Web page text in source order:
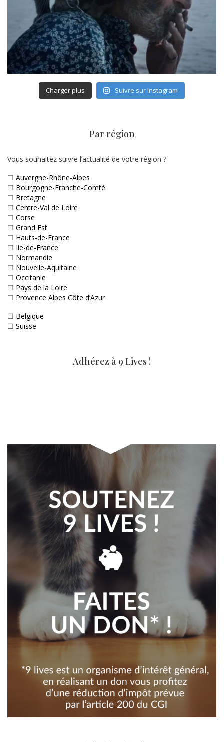
Charger plus Suivre sur Instagram
Par région
Vous souhaitez suivre l’actualité de votre région ?
☐ Auvergne-Rhône-Alpes
☐ Bourgogne-Franche-Comté
☐ Bretagne
☐ Centre-Val de Loire
☐ Corse
☐ Grand Est
☐ Hauts-de-France
☐ Ile-de-France
☐ Normandie
☐ Nouvelle-Aquitaine
☐ Occitanie
☐ Pays de la Loire
☐ Provence Alpes Côte d’Azur
☐ Belgique
☐ Suisse
Adhérez à 9 Lives !